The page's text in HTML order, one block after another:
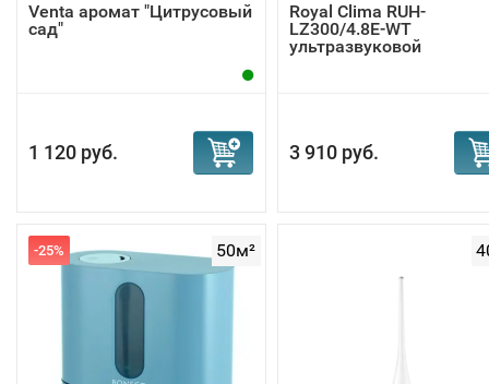
Venta аромат "Цитрусовый
сад"
1 120 руб.
Royal Clima RUH-
LZ300/4.8E-WT
ультразвуковой
3 910 руб.
50м²
-25%